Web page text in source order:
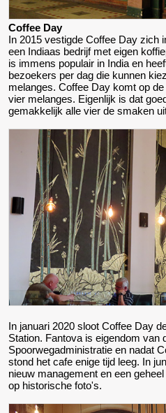
Coffee Day
In 2015 vestigde Coffee Day zich
een Indiaas bedrijf met eigen
is immens populair in India en
bezoekers per dag die kunnen
melanges. Coffee Day komt op
vier melanges. Eigenlijk is dat
gemakkelijk alle vier de smaken
In januari 2020 sloot Coffee Day
Station. Fantova is eigendom van
Spoorwegadministratie en nadat
stond het cafe enige tijd leeg. In
nieuw management en een
op historische foto's.